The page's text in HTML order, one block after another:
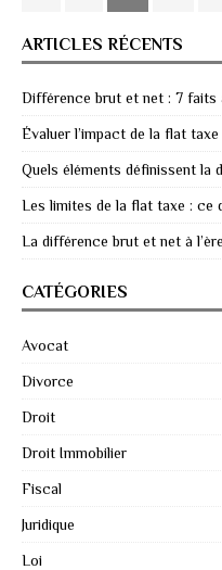
ARTICLES RÉCENTS
Différence brut et net : 7 faits
Évaluer l’impact de la flat
Quels éléments définissent la
Les limites de la flat taxe : ce
La différence brut et net à
CATÉGORIES
Avocat
Divorce
Droit
Droit Immobilier
Fiscal
Juridique
Loi